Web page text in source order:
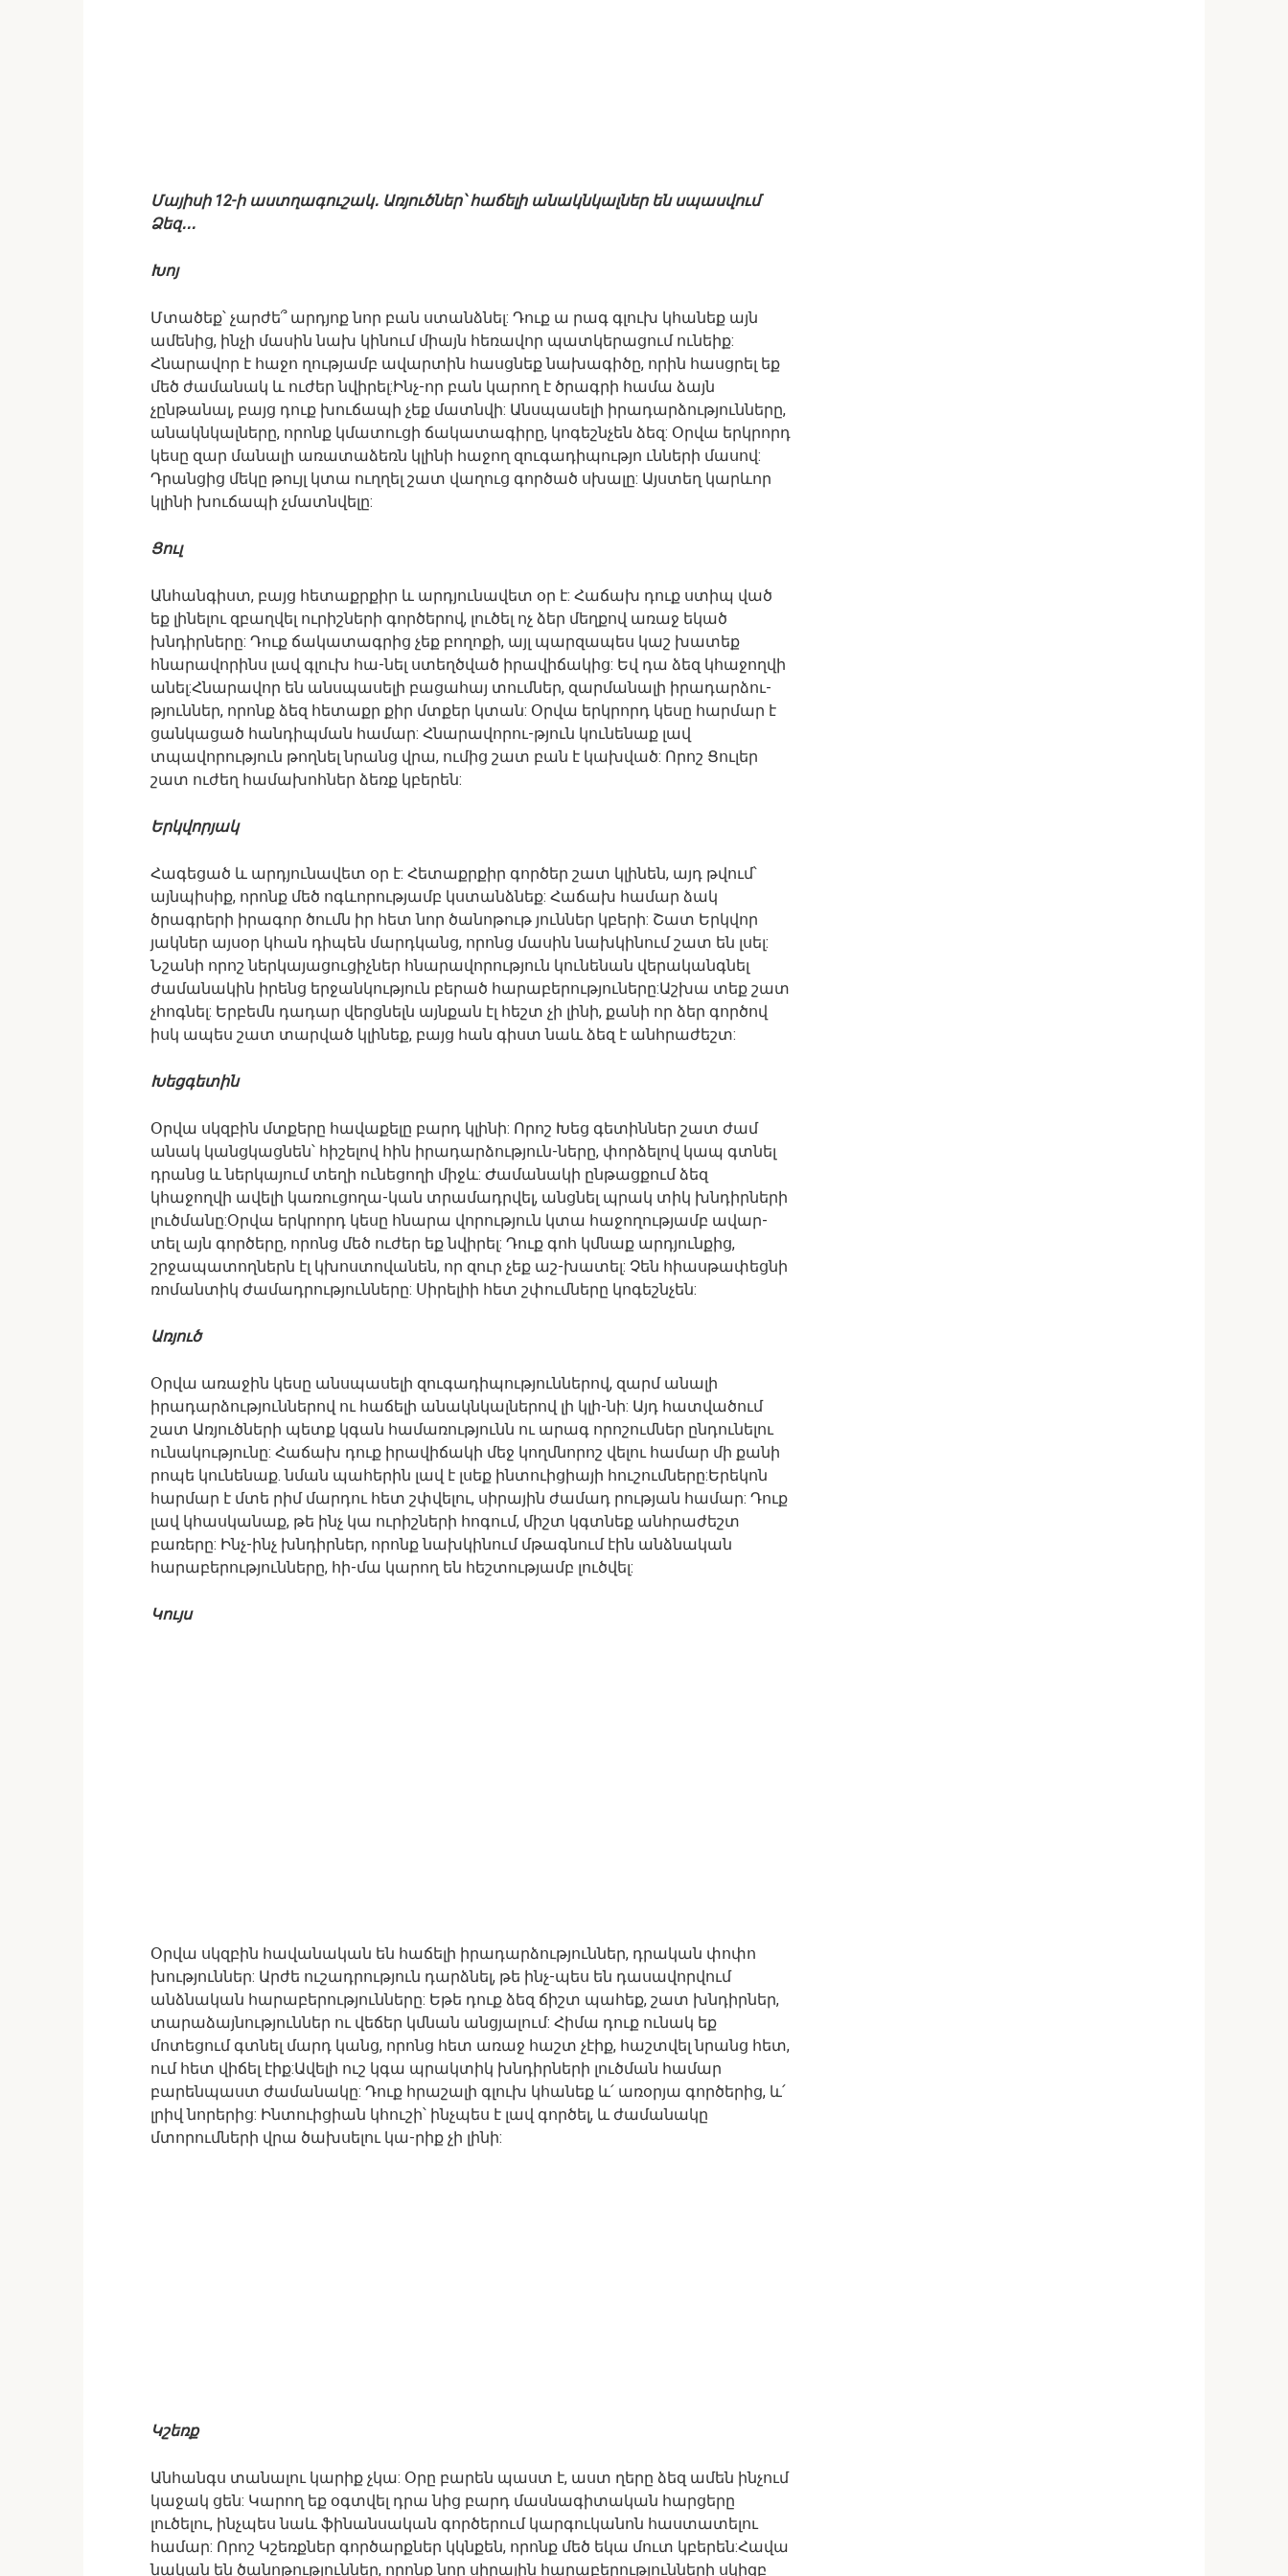
Մայիսի 12-ի աստղագուշակ․ Առյուծներ՝ հաճելի անակնկալներ են սպասվում
Ձեզ․․․
Խոյ
Մտածեք՝ չարժե՞ արդյոք նոր բան ստանձնել: Դուք ա րագ գլուխ կհանեք այն
ամենից, ինչի մասին նախ կինում միայն հեռավոր պատկերացում ունեիք:
Հնարավոր է հաջո ղությամբ ավարտին հասցնեք նախագիծը, որին հասցրել եք
մեծ ժամանակ և ուժեր նվիրել:Ինչ-որ բան կարող է ծրագրի համա ձայն
չընթանալ, բայց դուք խուճապի չեք մատնվի: Անսպասելի իրադարձությունները,
անակնկալները, որոնք կմատուցի ճակատագիրը, կոգեշնչեն ձեզ: Օրվա երկրորդ
կեսը զար մանալի առատաձեռն կլինի հաջող զուգադիպությո ւնների մասով:
Դրանցից մեկը թույլ կտա ուղղել շատ վաղուց գործած սխալը: Այստեղ կարևոր
կլինի խուճապի չմատնվելը:
Ցուլ
Անհանգիստ, բայց հետաքրքիր և արդյունավետ օր է: Հաճախ դուք ստիպ ված
եք լինելու զբաղվել ուրիշների գործերով, լուծել ոչ ձեր մեղքով առաջ եկած
խնդիրները: Դուք ճակատագրից չեք բողոքի, այլ պարզապես կաշ խատեք
հնարավորինս լավ գլուխ հա-նել ստեղծված իրավիճակից: Եվ դա ձեզ կհաջողվի
անել:Հնարավոր են անսպասելի բացահայ տումներ, զարմանալի իրադարձու-
թյուններ, որոնք ձեզ հետաքր քիր մտքեր կտան: Օրվա երկրորդ կեսը հարմար է
ցանկացած հանդիպման համար: Հնարավորու-թյուն կունենաք լավ
տպավորություն թողնել նրանց վրա, ումից շատ բան է կախված: Որոշ Ցուլեր
շատ ուժեղ համախոհներ ձեռք կբերեն:
Երկվորյակ
Հագեցած և արդյունավետ օր է: Հետաքրքիր գործեր շատ կլինեն, այդ թվում՝
այնպիսիք, որոնք մեծ ոգևորությամբ կստանձնեք: Հաճախ համար ձակ
ծրագրերի իրագոր ծումն իր հետ նոր ծանոթութ յուններ կբերի: Շատ Երկվոր
յակներ այսօր կհան դիպեն մարդկանց, որոնց մասին նախկինում շատ են լսել:
Նշանի որոշ ներկայացուցիչներ հնարավորություն կունենան վերականգնել
ժամանակին իրենց երջանկություն բերած հարաբերություները:Աշխա տեք շատ
չհոգնել: Երբեմն դադար վերցնելն այնքան էլ հեշտ չի լինի, քանի որ ձեր գործով
իսկ ապես շատ տարված կլինեք, բայց հան գիստ նաև ձեզ է անհրաժեշտ:
Խեցգետին
Օրվա սկզբին մտքերը հավաքելը բարդ կլինի: Որոշ Խեց գետիններ շատ ժամ
անակ կանցկացնեն՝ հիշելով հին իրադարձություն-ները, փորձելով կապ գտնել
դրանց և ներկայում տեղի ունեցողի միջև: Ժամանակի ընթացքում ձեզ
կհաջողվի ավելի կառուցողա-կան տրամադրվել, անցնել պրակ տիկ խնդիրների
լուծմանը:Օրվա երկրորդ կեսը հնարա վորություն կտա հաջողությամբ ավար-
տել այն գործերը, որոնց մեծ ուժեր եք նվիրել: Դուք գոհ կմնաք արդյունքից,
շրջապատողներն էլ կխոստովանեն, որ զուր չեք աշ-խատել: Չեն հիասթափեցնի
ռոմանտիկ ժամադրությունները: Սիրելիի հետ շփումները կոգեշնչեն:
Առյուծ
Օրվա առաջին կեսը անսպասելի զուգադիպություններով, զարմ անալի
իրադարձություններով ու հաճելի անակնկալներով լի կլի-նի: Այդ հատվածում
շատ Առյուծների պետք կգան համառությունն ու արագ որոշումներ ընդունելու
ունակությունը: Հաճախ դուք իրավիճակի մեջ կողմնորոշ վելու համար մի քանի
րոպե կունենաք. նման պահերին լավ է լսեք ինտուիցիայի հուշումները:Երեկոն
հարմար է մտե րիմ մարդու հետ շփվելու, սիրային ժամադ րության համար: Դուք
լավ կհասկանաք, թե ինչ կա ուրիշների հոգում, միշտ կգտնեք անհրաժեշտ
բառերը: Ինչ-ինչ խնդիրներ, որոնք նախկինում մթագնում էին անձնական
հարաբերությունները, հի-մա կարող են հեշտությամբ լուծվել:
Կույս
Օրվա սկզբին հավանական են հաճելի իրադարձություններ, դրական փոփո
խություններ: Արժե ուշադրություն դարձնել, թե ինչ-պես են դասավորվում
անձնական հարաբերությունները: Եթե դուք ձեզ ճիշտ պահեք, շատ խնդիրներ,
տարաձայնություններ ու վեճեր կմնան անցյալում: Հիմա դուք ունակ եք
մոտեցում գտնել մարդ կանց, որոնց հետ առաջ հաշտ չէիք, հաշտվել նրանց հետ,
ում հետ վիճել էիք:Ավելի ուշ կգա պրակտիկ խնդիրների լուծման համար
բարենպաստ ժամանակը: Դուք հրաշալի գլուխ կհանեք և՛ առօրյա գործերից, և՛
լրիվ նորերից: Ինտուիցիան կհուշի՝ ինչպես է լավ գործել, և ժամանակը
մտորումների վրա ծախսելու կա-րիք չի լինի:
Կշեռք
Անհանգս տանալու կարիք չկա: Օրը բարեն պաստ է, աստ ղերը ձեզ ամեն ինչում
կաջակ ցեն: Կարող եք օգտվել դրա նից բարդ մասնագիտական հարցերը
լուծելու, ինչպես նաև ֆինանսական գործերում կարգուկանոն հաստատելու
համար: Որոշ Կշեռքներ գործարքներ կկնքեն, որոնք մեծ եկա մուտ կբերեն:Հավա
նական են ծանոթություններ, որոնք նոր սիրային հարաբերությունների սկիզբ